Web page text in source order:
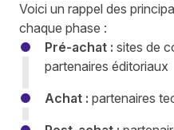
Voici un rappel des
chaque phase :
Pré-achat : sites de
partenaires éditoriaux
Achat : partenaires